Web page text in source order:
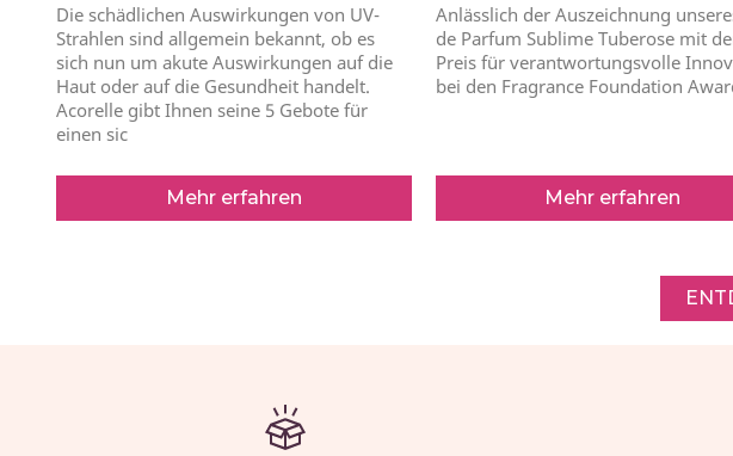
Die schädlichen Auswirkungen von UV-
Strahlen sind allgemein bekannt, ob es
sich nun um akute Auswirkungen auf die
Haut oder auf die Gesundheit handelt.
Acorelle gibt Ihnen seine 5 Gebote für
einen sic
Mehr erfahren
Anlässlich der Auszeichnung
de Parfum Sublime Tuberose mit
Preis für verantwortungsvolle
bei den Fragrance Foundation
Mehr erfahren